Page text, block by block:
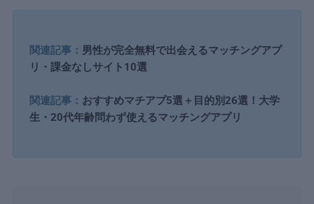
関連記事： 男性が完全無料で出会えるマッチングアプ
リ・課金なしサイト10選
関連記事： おすすめマチアプ5選＋目的別26選！大学
生・20代年齢問わず使えるマッチングアプリ